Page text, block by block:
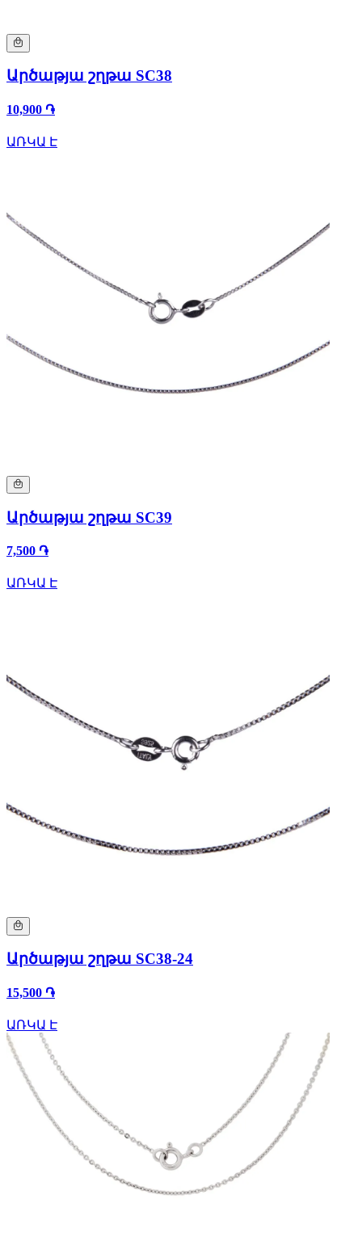
Արծաթյա շղթա SC38
10,900 ֏
ԱՌԿԱ Է
Արծաթյա շղթա SC39
7,500 ֏
ԱՌԿԱ Է
Արծաթյա շղթա SC38-24
15,500 ֏
ԱՌԿԱ Է